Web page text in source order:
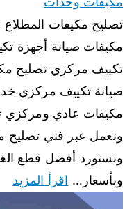
مكيفات صيانة أجهزة
تكييف مركزي تصليح
صيانة تكييف مركزي
مكيفات عادي ومركزي
ونعمل عبر فني
ونستورد أفضل قطع
وبأسعار… اقرأ المزيد